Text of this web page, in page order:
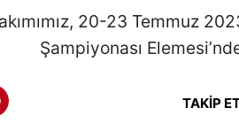
20-23 Temmuz
Şampiyonası
TAKİP